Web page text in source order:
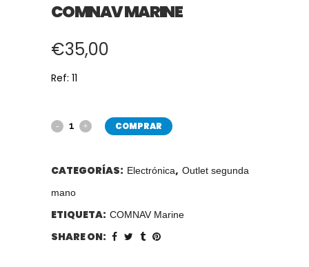
COMNAV MARINE
€35,00
Ref: 11
COMPRAR
CATEGORÍAS: Electrónica, Outlet segunda
mano
ETIQUETA: COMNAV Marine
SHARE ON: